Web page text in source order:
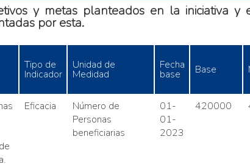
y metas planteados en la iniciativa
por esta.
Tipo de
Indicador
Unidad de
Medidad
Fecha
base Base
Eficacia
Número de
Personas
beneficiarias
01-
01-
2023
420000